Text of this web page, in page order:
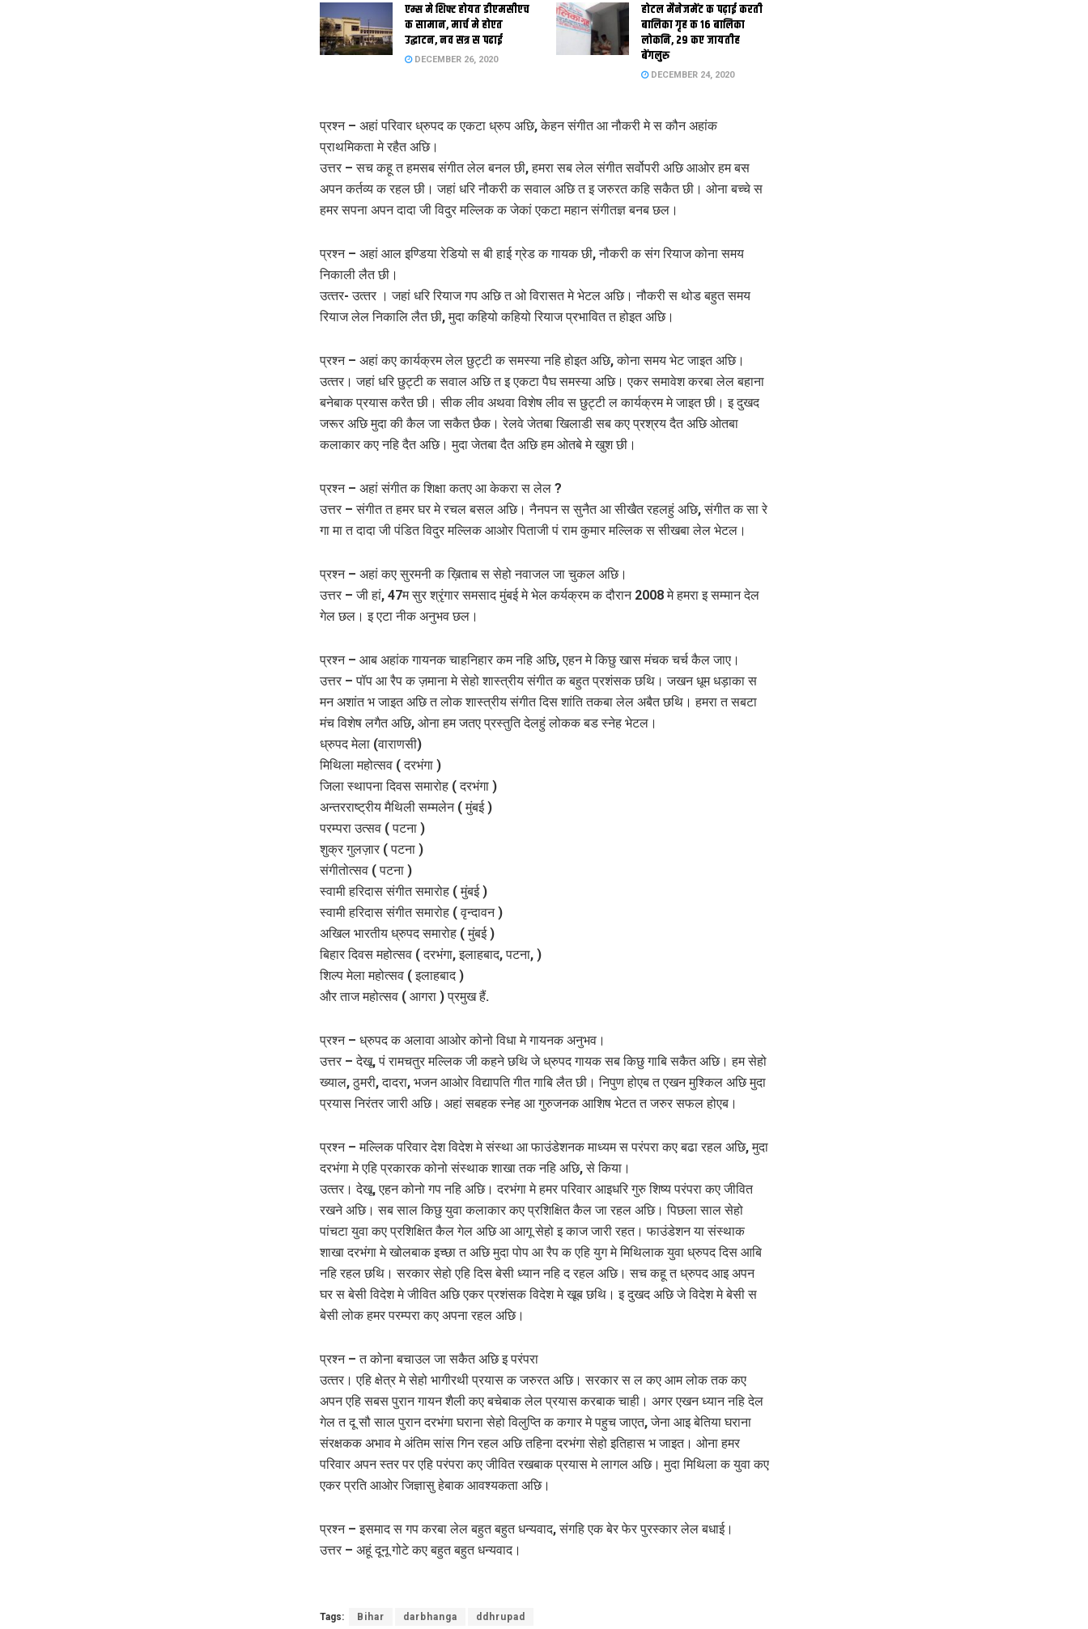
एम्स मे शिफ्ट होयत डीएमसीएच
क सामान, मार्च मे होएत
उद्घाटन, नव सत्र स पढाई
DECEMBER 26, 2020
होटल मैनेजमेंट क पढ़ाई करती
बालिका गृह क 16 बालिका
लोकनि, 29 कए जायतीह
बेंगलुरु
DECEMBER 24, 2020
प्रश्न – अहां परिवार ध्रुपद क एकटा ध्रुप अछि, केहन संगीत आ नौकरी मे स कौन अहांक
प्राथमिकता मे रहैत अछि।
उत्तर – सच कहू त हमसब संगीत लेल बनल छी, हमरा सब लेल संगीत सर्वोपरी अछि आओर हम बस
अपन कर्तव्य क रहल छी। जहां धरि नौकरी क सवाल अछि त इ जरुरत कहि सकैत छी। ओना बच्‍चे स
हमर सपना अपन दादा जी विदुर मल्लिक क जेकां एकटा महान संगीतज्ञ बनब छल।
प्रश्न – अहां आल इण्डिया रेडियो स बी हाई ग्रेड क गायक छी, नौकरी क संग रियाज कोना समय
निकाली लैत छी।
उत्‍तर- उत्‍तर । जहां धरि रियाज गप अछि त ओ विरासत मे भेटल अछि। नौकरी स थोड बहुत समय
रियाज लेल निकालि लैत छी, मुदा कहियो कहियो रियाज प्रभावित त होइत अछि।
प्रश्न – अहां कए कार्यक्रम लेल छुट्टी क समस्‍या नहि होइत अछि, कोना समय भेट जाइत अछि।
उत्‍तर। जहां धरि छुट्टी क सवाल अछि त इ एकटा पैघ समस्‍या अछि। एकर समावेश करबा लेल बहाना
बनेबाक प्रयास करैत छी। सीक लीव अथवा विशेष लीव स छुट्टी ल कार्यक्रम मे जाइत छी। इ दुखद
जरूर अछि मुदा की कैल जा सकैत छैक। रेलवे जेतबा खिलाडी सब कए प्रश्रय दैत अछि ओतबा
कलाकार कए नहि दैत अछि। मुदा जेतबा दैत अछि हम ओतबे मे खुश छी।
प्रश्न – अहां संगीत क शिक्षा कतए आ केकरा स लेल ?
उत्तर – संगीत त हमर घर मे रचल बसल अछि। नैनपन स सुनैत आ सीखैत रहलहुं अछि, संगीत क सा रे
गा मा त दादा जी पंडित विदुर मल्लिक आओर पिताजी पं राम कुमार मल्लिक स सीखबा लेल भेटल।
प्रश्न – अहां कए सुरमनी क ख़िताब स सेहो नवाजल जा चुकल अछि।
उत्तर – जी हां, 47म सुर श्रृंगार समसाद मुंबई मे भेल कर्यक्रम क दौरान 2008 मे हमरा इ सम्‍मान देल
गेल छल। इ एटा नीक अनुभव छल।
प्रश्न – आब अहांक गायनक चाहनिहार कम नहि अछि, एहन मे किछु खास मंचक चर्च कैल जाए।
उत्तर – पॉप आ रैप क ज़माना मे सेहो शास्त्रीय संगीत क बहुत प्रशंसक छथि। जखन धूम धड़ाका स
मन अशांत भ जाइत अछि त लोक शास्त्रीय संगीत दिस शांति तकबा लेल अबैत छथि। हमरा त सबटा
मंच विशेष लगैत अछि, ओना हम जतए प्रस्‍तुति देलहुं लोकक बड स्‍नेह भेटल।
ध्रुपद मेला (वाराणसी)
मिथिला महोत्सव ( दरभंगा )
जिला स्थापना दिवस समारोह ( दरभंगा )
अन्तरराष्ट्रीय मैथिली सम्मलेन ( मुंबई )
परम्परा उत्सव ( पटना )
शुक्र गुलज़ार ( पटना )
संगीतोत्सव ( पटना )
स्वामी हरिदास संगीत समारोह ( मुंबई )
स्वामी हरिदास संगीत समारोह ( वृन्दावन )
अखिल भारतीय ध्रुपद समारोह ( मुंबई )
बिहार दिवस महोत्सव ( दरभंगा, इलाहबाद, पटना, )
शिल्प मेला महोत्सव ( इलाहबाद )
और ताज महोत्सव ( आगरा ) प्रमुख हैं.
प्रश्न – ध्रुपद क अलावा आओर कोनो विधा मे गायनक अनुभव।
उत्तर – देखू, पं रामचतुर मल्लिक जी कहने छथि जे ध्रुपद गायक सब किछु गाबि सकैत अछि। हम सेहो
ख्याल, ठुमरी, दादरा, भजन आओर विद्यापति गीत गाबि लैत छी। निपुण होएब त एखन मुश्किल अछि मुदा
प्रयास निरंतर जारी अछि। अहां सबहक स्‍नेह आ गुरुजनक आशिष भेटत त जरुर सफल होएब।
प्रश्न – मल्लिक परिवार देश विदेश मे संस्‍था आ फाउंडेशनक माध्‍यम स परंपरा कए बढा रहल अछि, मुदा
दरभंगा मे एहि प्रकारक कोनो संस्‍थाक शाखा तक नहि अछि, से किया।
उत्‍तर। देखू, एहन कोनो गप नहि अछि। दरभंगा मे हमर परिवार आइधरि गुरु शिष्य परंपरा कए जीवित
रखने अछि। सब साल किछु युवा कलाकार कए प्रशिक्षित कैल जा रहल अछि। पिछला साल सेहो
पांचटा युवा कए प्रशिक्षित कैल गेल अछि आ आगू सेहो इ काज जारी रहत। फाउंडेशन या संस्‍थाक
शाखा दरभंगा मे खोलबाक इच्‍छा त अछि मुदा पोप आ रैप क एहि युग मे मिथिलाक युवा ध्रुपद दिस आबि
नहि रहल छथि। सरकार सेहो एहि दिस बेसी ध्‍यान नहि द रहल अछि। सच कहू त ध्रुपद आइ अपन
घर स बेसी विदेश मे जीवित अछि एकर प्रशंसक विदेश मे खूब छथि। इ दुखद अछि जे विदेश मे बेसी स
बेसी लोक हमर परम्परा कए अपना रहल अछि।
प्रश्न – त कोना बचाउल जा सकैत अछि इ परंपरा
उत्‍तर। एहि क्षेत्र मे सेहो भागीरथी प्रयास क जरुरत अछि। सरकार स ल कए आम लोक तक कए
अपन एहि सबस पुरान गायन शैली कए बचेबाक लेल प्रयास करबाक चाही। अगर एखन ध्‍यान नहि देल
गेल त दू सौ साल पुरान दरभंगा घराना सेहो विलुप्ति क कगार मे पहुच जाएत, जेना आइ बेतिया घराना
संरक्षकक अभाव मे अंतिम सांस गिन रहल अछि तहिना दरभंगा सेहो इतिहास भ जाइत। ओना हमर
परिवार अपन स्‍तर पर एहि परंपरा कए जीवित रखबाक प्रयास मे लागल अछि। मुदा मिथिला क युवा कए
एकर प्रति आओर जिज्ञासु हेबाक आवश्‍यकता अछि।
प्रश्न – इसमाद स गप करबा लेल बहुत बहुत धन्यवाद, संगहि एक बेर फेर पुरस्‍कार लेल बधाई।
उत्तर – अहूं दूनू गोटे कए बहुत बहुत धन्यवाद।
Tags: Bihar darbhanga ddhrupad